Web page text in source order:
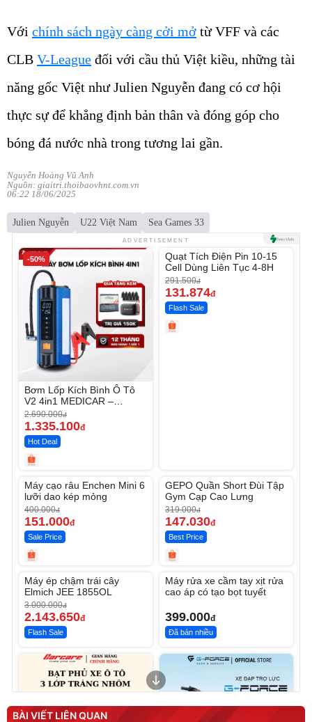
Với chính sách ngày càng cởi mở từ VFF và các
CLB V-League đối với cầu thủ Việt kiều, những tài
năng gốc Việt như Julien Nguyễn đang có cơ hội
thực sự để khẳng định bản thân và đóng góp cho
bóng đá nước nhà trong tương lai gần.
Nguyễn Hoàng Vũ Anh
Nguồn: giaitri.thoibaovhnt.com.vn
06:22 18/06/2025
Julien Nguyễn U22 Việt Nam Sea Games 33
ADVERTISEMENT
-50%
Bơm Lốp Kích Bình Ô Tô
V2 4in1 MEDICAR –
12.000mAh
2.690.000đ
1.335.100đ
Hot Deal
-54%
Unmute
Quạt Tích Điện Pin 10-15
Cell Dùng Liên Tục 4-8H
291.500đ
131.874đ
Flash Sale
-62%
Máy cạo râu Enchen Mini 6
lưỡi dao kép mỏng
400.000đ
151.000đ
Sale Price
-53%
GEPO Quần Short Đùi Tập
Gym Cạp Cao Lưng
319.000đ
147.030đ
Best Price
-28%
Máy ép chậm trái cây
Elmich JEE 1855OL
3.000.000đ
2.143.650đ
Flash Sale
Máy rửa xe cầm tay xịt rửa
cao áp có tạo bọt tuyết
399.000đ
Đã bán nhiều
BÀI VIẾT LIÊN QUAN